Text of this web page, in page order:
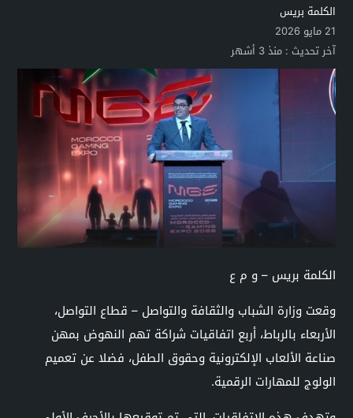
الكلمة بريس
21 مايو 2026
آخر تحديث :منذ 3 أشهر
الكلمة بريس – و م ع
وقعت وزارة الشباب والثقافة والتواصل – قطاع التواصل،
الأربعاء بالرباط، أربع اتفاقيات شراكة تهم النهوض بمهن
صناعة الألعاب الإلكترونية وحقوق الطفل، فضلا عن تعميم
الولوج للمهارات الرقمية.